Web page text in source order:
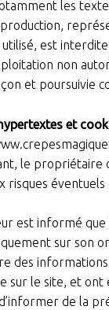
les
est
non
et poursuivie
et
le propriétaire
risques éventuels
est informé
sur son
des informations
sur le site, et ont
de la